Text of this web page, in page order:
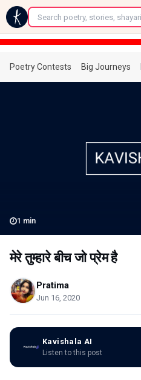
←
Poetry Contests Big Journeys
1 min
मेरे तुम्हारे बीच जो प्रेम है
Pratima
Jun 16, 2020
Kavishala AI
Listen to this post